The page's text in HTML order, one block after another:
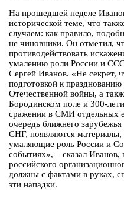
На прошедшей неделе
исторической теме, что
случаем: как правило,
не чиновники. Он отметил,
противодействовать
умалению роли России и
Сергей Иванов. «Не секрет,
подготовкой к
Отечественной войны, а
Бородинском поле и 300-
сражении в СМИ отдельных
очередь ближнего
СНГ, появляются
умаляющие роль России и
событиях», – сказал Иванов,
российского
должны с фактами в руках,
эти нападки.